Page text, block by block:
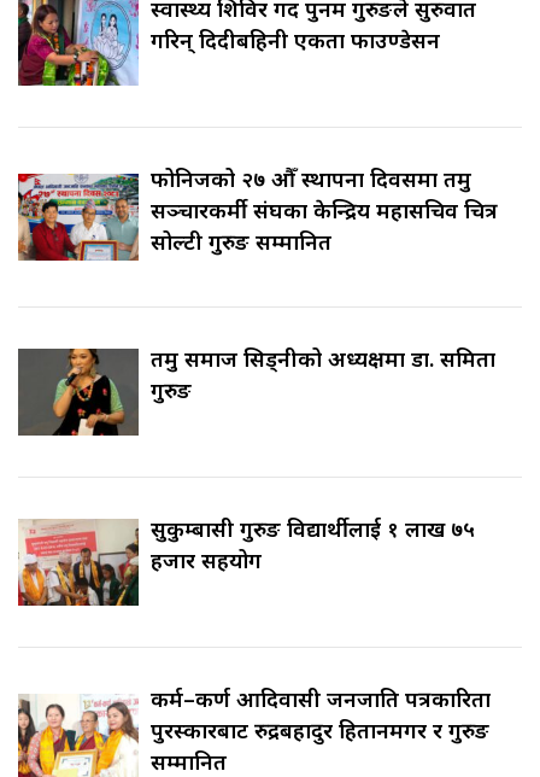
स्वास्थ्य शिविर गर्दै पुनम गुरुङले सुरुवात
गरिन् दिदीबहिनी एकता फाउण्डेसन
फोनिजको २७ औँ स्थापना दिवसमा तमु
सञ्चारकर्मी संघका केन्द्रिय महासचिव चित्र
सोल्टी गुरुङ सम्मानित
तमु समाज सिड्नीको अध्यक्षमा डा. समिता
गुरुङ
सुकुम्बासी गुरुङ विद्यार्थीलाई १ लाख ७५
हजार सहयोग
कर्म–कर्ण आदिवासी जनजाति पत्रकारिता
पुरस्कारबाट रुद्रबहादुर हितानमगर र गुरुङ
सम्मानित